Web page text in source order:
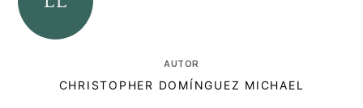
AUTOR
CHRISTOPHER DOMÍNGUEZ MICHAEL